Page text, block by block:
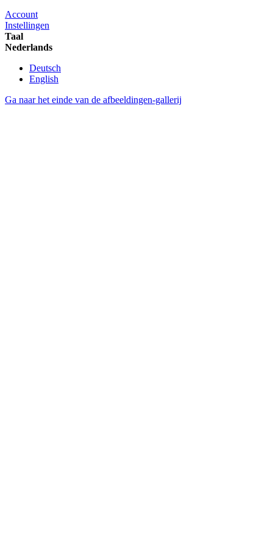
Account
Instellingen
Taal
Nederlands
Deutsch
English
Ga naar het einde van de afbeeldingen-gallerij